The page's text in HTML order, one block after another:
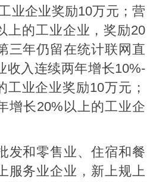
业企业奖励10万元；营
上的工业企业，奖励20
三年仍留在统计联网直
收入连续两年增长10%-
工业企业奖励10万元；
增长20%以上的工业企
发和零售业、住宿和餐
服务业企业，新上规上